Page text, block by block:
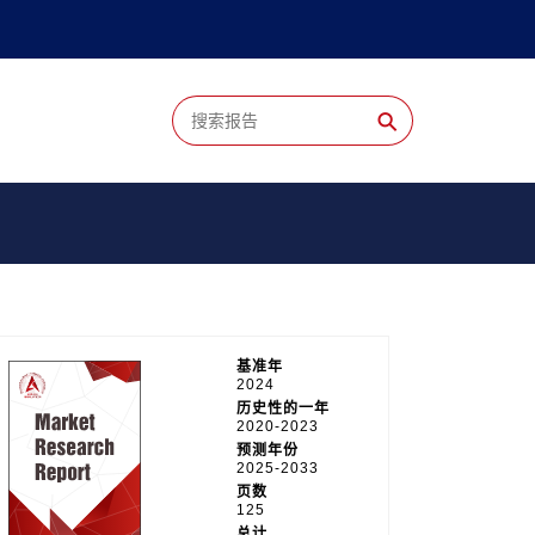
⚲
基准年
2024
历史性的一年
2020-2023
预测年份
2025-2033
页数
125